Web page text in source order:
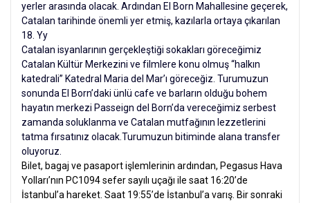
yerler arasında olacak. Ardından El Born Mahallesine geçerek,
Catalan tarihinde önemli yer etmiş, kazılarla ortaya çıkarılan
18. Yy
Catalan isyanlarının gerçekleştiği sokakları göreceğimiz
Catalan Kültür Merkezini ve filmlere konu olmuş “halkın
katedrali” Katedral Maria del Mar’ı göreceğiz. Turumuzun
sonunda El Born’daki ünlü cafe ve barların olduğu bohem
hayatın merkezi Passeign del Born’da vereceğimiz serbest
zamanda soluklanma ve Catalan mutfağının lezzetlerini
tatma fırsatınız olacak.Turumuzun bitiminde alana transfer
oluyoruz.
Bilet, bagaj ve pasaport işlemlerinin ardından, Pegasus Hava
Yolları’nın PC1094 sefer sayılı uçağı ile saat 16:20’de
İstanbul’a hareket. Saat 19:55’de İstanbul’a varış. Bir sonraki